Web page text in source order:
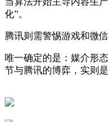
化”。
腾讯则需警惕游戏和微
唯一确定的是：媒介形
节与腾讯的博弈，实则